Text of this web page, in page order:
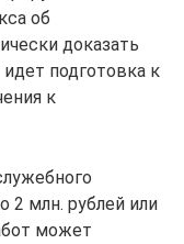
об
доказать
подготовка к
к
2 млн. рублей или
может